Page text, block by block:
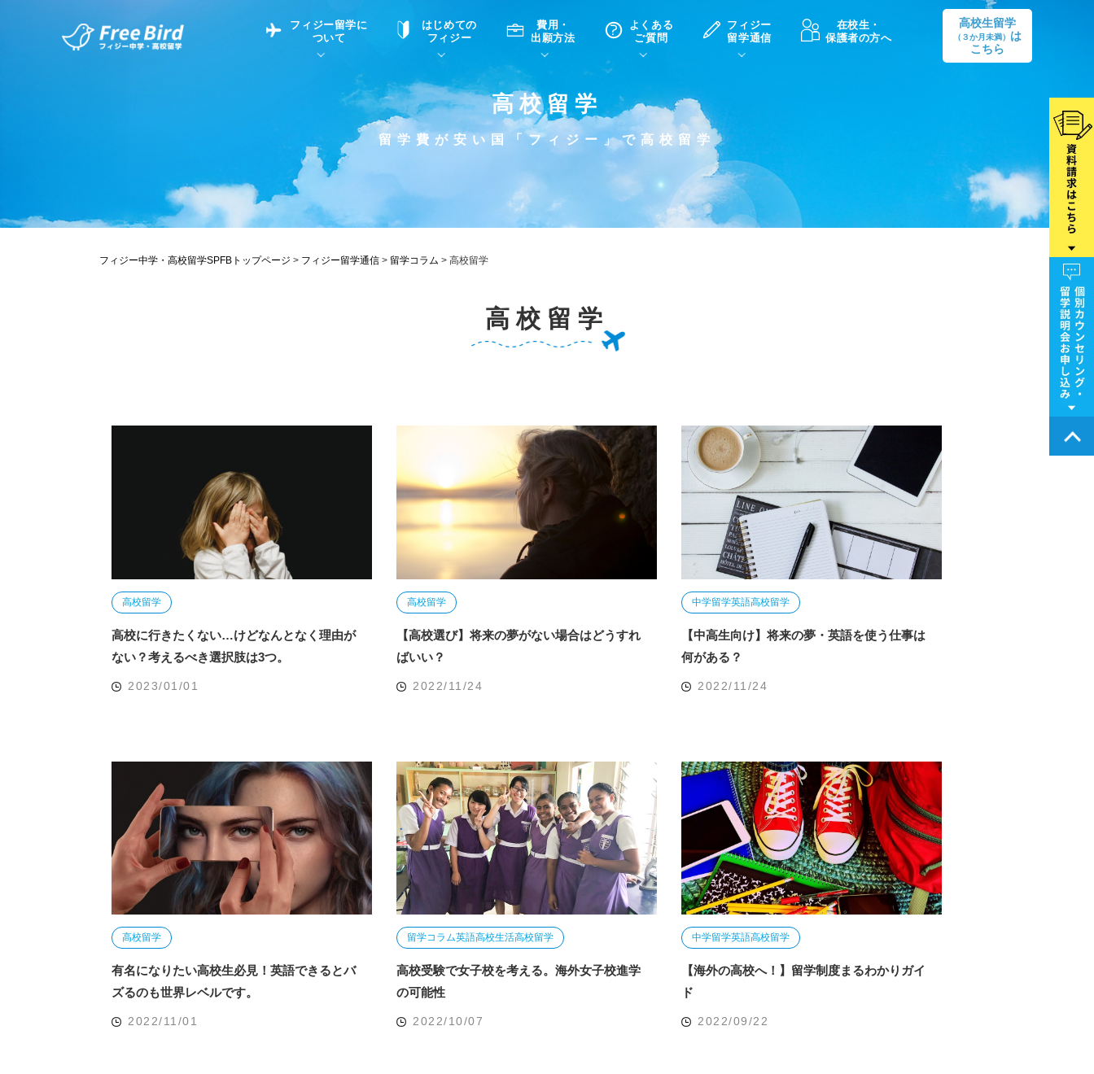
フィジー留学に
ついて
フィジー留学について 中学・高校留学の意義
はじめての
フィジー
滞在先
費用・
出願方法
高校留学
よくある
ご質問
フィジーでの生活Q&A ホームステイQ&A
現地高校Q&A
英語についてQ&A
フィジー
留学通信
フィジー留学通信TOP 学生インタビュー（在校生）
留学コラム
在校生・
保護者の方へ
高校生留学
（３か月未満）
は
こちら
高校留学
留学費が安い国「フィジー」で高校留学
フィジー中学・高校留学SPFBトップページ > フィジー留学通信 > 留学コラム > 高校留学
高校留学
高校留学
高校に行きたくない…けどなんとなく理由が
ない？考えるべき選択肢は3つ。
2023/01/01
高校留学
【高校選び】将来の夢がない場合はどうすれ
ばいい？
2022/11/24
中学留学英語高校留学
【中高生向け】将来の夢・英語を使う仕事は
何がある？
2022/11/24
高校留学
有名になりたい高校生必見！英語できるとバ
ズるのも世界レベルです。
2022/11/01
留学コラム英語高校生活高校留学
高校受験で女子校を考える。海外女子校進学
の可能性
2022/10/07
中学留学英語高校留学
【海外の高校へ！】留学制度まるわかりガイ
ド
2022/09/22